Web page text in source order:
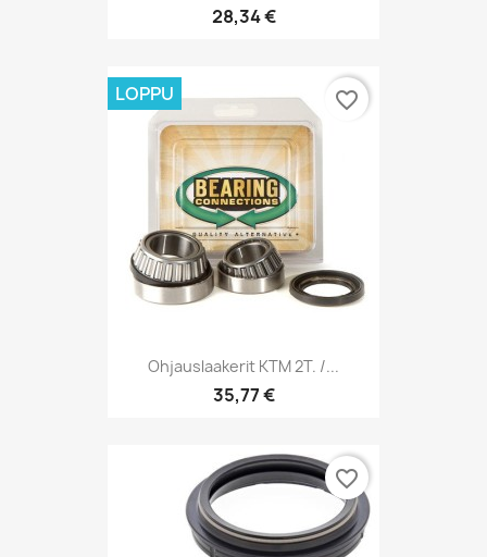
28,34 €
Ohjauslaakerit KTM 2T. /...
35,77 €
LOPPU favorite_border
favorite_border